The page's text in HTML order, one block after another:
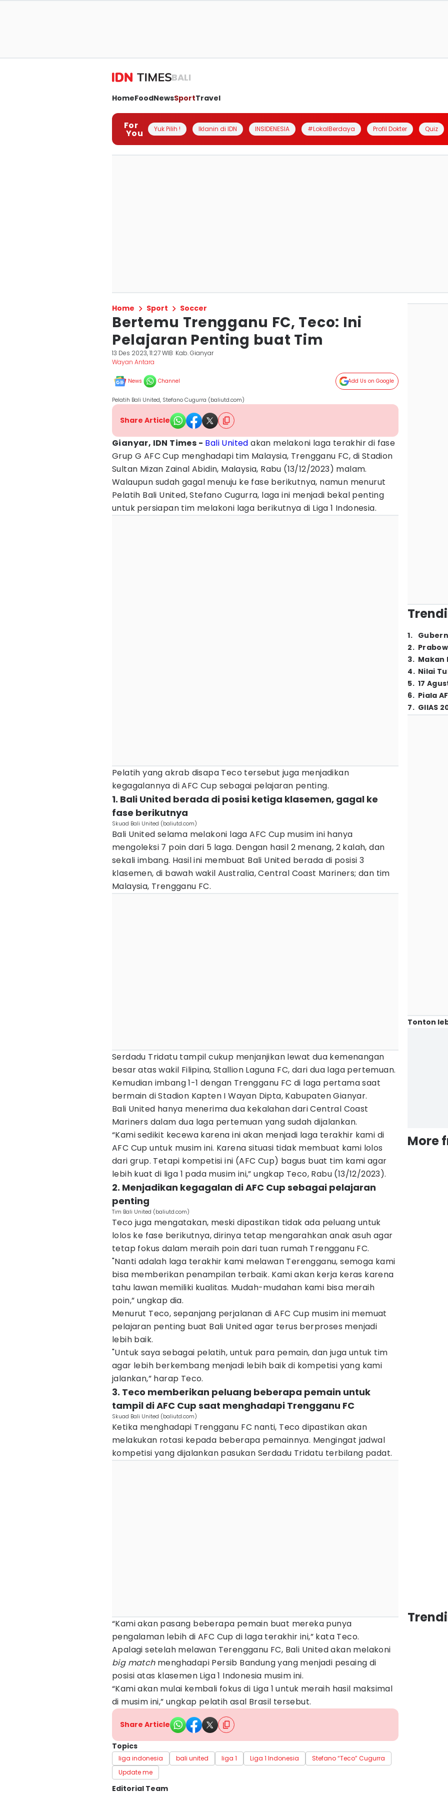
BALI
HomeFoodNewsSportTravel
For
You Yuk Pilih ! Iklanin di IDN INSIDENESIA #LokalBerdaya Profil Dokter Quiz
Home Sport Soccer
Bertemu Trengganu FC, Teco: Ini
Pelajaran Penting buat Tim
13 Des 2023, 11:27 WIB Kab. Gianyar
Wayan Antara
News Channel Add Us on Google
Pelatih Bali United, Stefano Cugurra (baliutd.com)
Share Article
Gianyar, IDN Times - Bali United akan melakoni laga terakhir di fase
Grup G AFC Cup menghadapi tim Malaysia, Trengganu FC, di Stadion
Sultan Mizan Zainal Abidin, Malaysia, Rabu (13/12/2023) malam.
Walaupun sudah gagal menuju ke fase berikutnya, namun menurut
Pelatih Bali United, Stefano Cugurra, laga ini menjadi bekal penting
untuk persiapan tim melakoni laga berikutnya di Liga 1 Indonesia.
Pelatih yang akrab disapa Teco tersebut juga menjadikan
kegagalannya di AFC Cup sebagai pelajaran penting.
1. Bali United berada di posisi ketiga klasemen, gagal ke
fase berikutnya
Skuad Bali United (baliutd.com)
Bali United selama melakoni laga AFC Cup musim ini hanya
mengoleksi 7 poin dari 5 laga. Dengan hasil 2 menang, 2 kalah, dan
sekali imbang. Hasil ini membuat Bali United berada di posisi 3
klasemen, di bawah wakil Australia, Central Coast Mariners; dan tim
Malaysia, Trengganu FC.
Serdadu Tridatu tampil cukup menjanjikan lewat dua kemenangan
besar atas wakil Filipina, Stallion Laguna FC, dari dua laga pertemuan.
Kemudian imbang 1-1 dengan Trengganu FC di laga pertama saat
bermain di Stadion Kapten I Wayan Dipta, Kabupaten Gianyar.
Bali United hanya menerima dua kekalahan dari Central Coast
Mariners dalam dua laga pertemuan yang sudah dijalankan.
“Kami sedikit kecewa karena ini akan menjadi laga terakhir kami di
AFC Cup untuk musim ini. Karena situasi tidak membuat kami lolos
dari grup. Tetapi kompetisi ini (AFC Cup) bagus buat tim kami agar
lebih kuat di liga 1 pada musim ini,” ungkap Teco, Rabu (13/12/2023).
2. Menjadikan kegagalan di AFC Cup sebagai pelajaran
penting
Tim Bali United (baliutd.com)
Teco juga mengatakan, meski dipastikan tidak ada peluang untuk
lolos ke fase berikutnya, dirinya tetap mengarahkan anak asuh agar
tetap fokus dalam meraih poin dari tuan rumah Trengganu FC.
"Nanti adalah laga terakhir kami melawan Terengganu, semoga kami
bisa memberikan penampilan terbaik. Kami akan kerja keras karena
tahu lawan memiliki kualitas. Mudah-mudahan kami bisa meraih
poin,” ungkap dia.
Menurut Teco, sepanjang perjalanan di AFC Cup musim ini memuat
pelajaran penting buat Bali United agar terus berproses menjadi
lebih baik.
"Untuk saya sebagai pelatih, untuk para pemain, dan juga untuk tim
agar lebih berkembang menjadi lebih baik di kompetisi yang kami
jalankan,” harap Teco.
3. Teco memberikan peluang beberapa pemain untuk
tampil di AFC Cup saat menghadapi Trengganu FC
Skuad Bali United (baliutd.com)
Ketika menghadapi Trengganu FC nanti, Teco dipastikan akan
melakukan rotasi kepada beberapa pemainnya. Mengingat jadwal
kompetisi yang dijalankan pasukan Serdadu Tridatu terbilang padat.
“Kami akan pasang beberapa pemain buat mereka punya
pengalaman lebih di AFC Cup di laga terakhir ini,” kata Teco.
Apalagi setelah melawan Terengganu FC, Bali United akan melakoni
big matchmenghadapi Persib Bandung yang menjadi pesaing di
posisi atas klasemen Liga 1 Indonesia musim ini.
“Kami akan mulai kembali fokus di Liga 1 untuk meraih hasil maksimal
di musim ini,” ungkap pelatih asal Brasil tersebut.
Share Article
Topics
liga indonesia bali united liga 1 Liga 1 Indonesia
Stefano “Teco” Cugurra
Update me
Editorial Team
1.
2.
3. Makan
4. Nilai
5. 17
6. Piala
7. GIIAS
Tonton
More